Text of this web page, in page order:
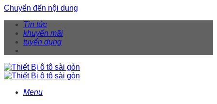
Chuyển đến nội dung
Tin tức
khuyến mãi
tuyển dụng
Menu